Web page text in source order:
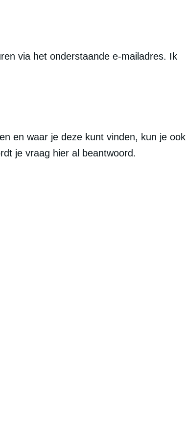
via het onderstaande e-mailadres. Ik
en waar je deze kunt vinden, kun je ook
je vraag hier al beantwoord.